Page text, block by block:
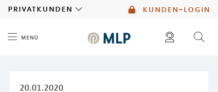
kunden-login
privatkunden
menü
20.01.2020